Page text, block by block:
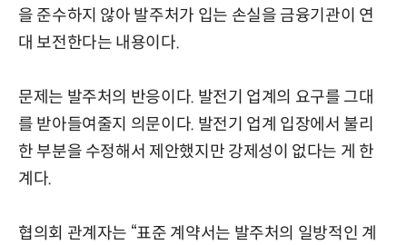
을 준수하지 않아 발주처가 입는 손실을 금융기관이 연
대 보전한다는 내용이다.
문제는 발주처의 반응이다. 발전기 업계의 요구를 그대
를 받아들여줄지 의문이다. 발전기 업계 입장에서 불리
한 부분을 수정해서 제안했지만 강제성이 없다는 게 한
계다.
협의회 관계자는 “표준 계약서는 발주처의 일방적인 계